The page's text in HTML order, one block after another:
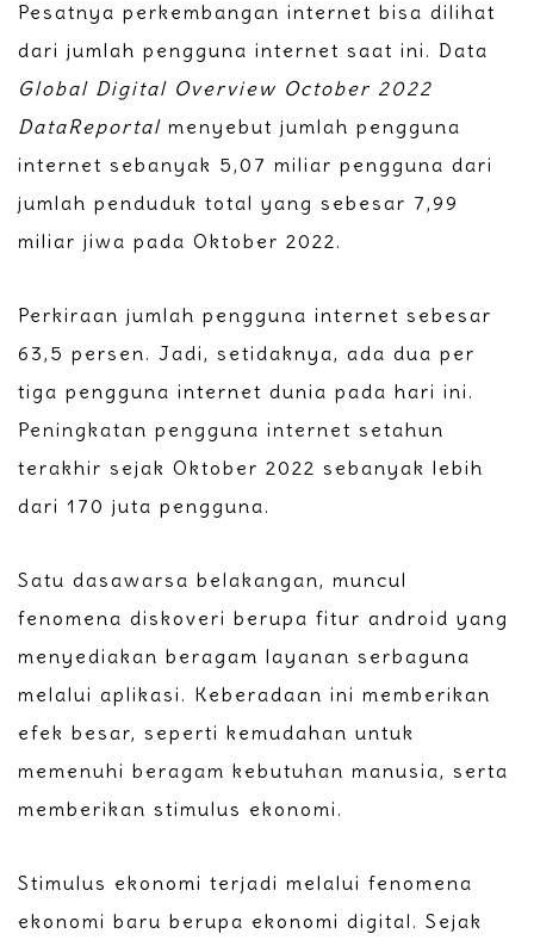
Pesatnya perkembangan internet bisa dilihat
dari jumlah pengguna internet saat ini. Data
Global Digital Overview October 2022
DataReportal menyebut jumlah pengguna
internet sebanyak 5,07 miliar pengguna dari
jumlah penduduk total yang sebesar 7,99
miliar jiwa pada Oktober 2022.
Perkiraan jumlah pengguna internet sebesar
63,5 persen. Jadi, setidaknya, ada dua per
tiga pengguna internet dunia pada hari ini.
Peningkatan pengguna internet setahun
terakhir sejak Oktober 2022 sebanyak lebih
dari 170 juta pengguna.
Satu dasawarsa belakangan, muncul
fenomena diskoveri berupa fitur android yang
menyediakan beragam layanan serbaguna
melalui aplikasi. Keberadaan ini memberikan
efek besar, seperti kemudahan untuk
memenuhi beragam kebutuhan manusia, serta
memberikan stimulus ekonomi.
Stimulus ekonomi terjadi melalui fenomena
ekonomi baru berupa ekonomi digital. Sejak